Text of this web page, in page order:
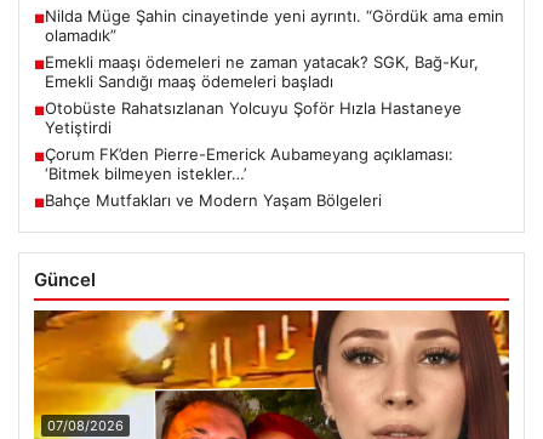
■Nilda Müge Şahin cinayetinde yeni ayrıntı. “Gördük ama emin
olamadık”
■Emekli maaşı ödemeleri ne zaman yatacak? SGK, Bağ-Kur,
Emekli Sandığı maaş ödemeleri başladı
■Otobüste Rahatsızlanan Yolcuyu Şoför Hızla Hastaneye
Yetiştirdi
■Çorum FK’den Pierre-Emerick Aubameyang açıklaması:
‘Bitmek bilmeyen istekler…’
■Bahçe Mutfakları ve Modern Yaşam Bölgeleri
Güncel
07/08/2026